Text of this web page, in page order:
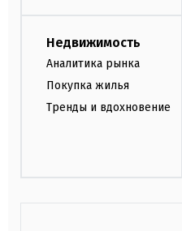
Недвижимость
Аналитика рынка
Покупка жилья
Тренды и вдохновение